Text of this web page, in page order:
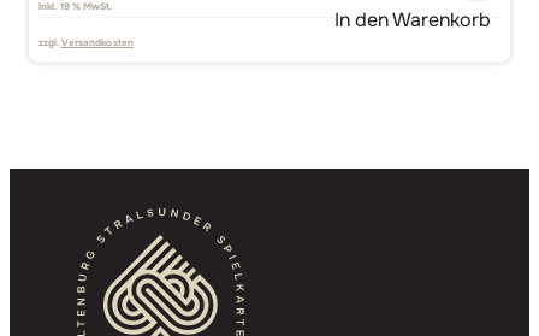
inkl. 19 % MwSt.
zzgl. Versandkosten
In den Warenkorb